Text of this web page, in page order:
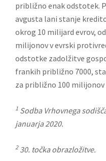
približno enak odstotek.
avgusta lani stanje
okrog 10 milijard evrov,
milijonov v evrski
odstotke zadolžitve
frankih približno 7000,
za približno 100 milijonov
1 Sodba Vrhovnega
januarja 2020.
230. točka obrazložitve.